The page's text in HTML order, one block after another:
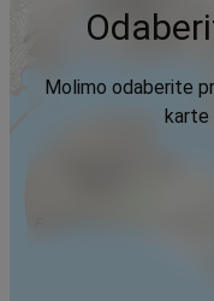
Molimo odaberite
karte